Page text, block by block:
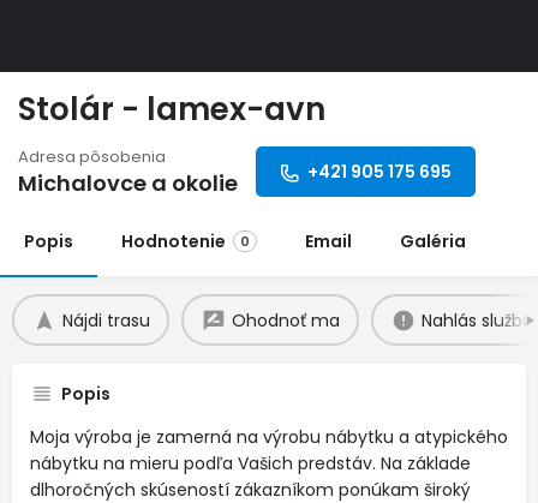
Stolár - lamex-avn
Adresa pôsobenia
Michalovce a okolie +421 905­ 175­ 695
Popis Hodnotenie 0 Email Galéria
Nájdi trasu Ohodnoť ma Nahlás službu
Popis
Moja výroba je zamerná na výrobu nábytku a atypického
nábytku na mieru podľa Vašich predstáv. Na základe
dlhoročných skúseností zákazníkom ponúkam široký